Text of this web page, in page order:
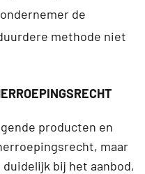
de
methode niet
producten en
maar
bij het aanbod,